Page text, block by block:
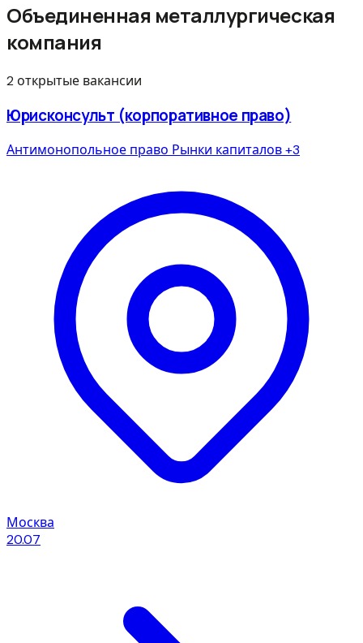
Объединенная металлургическая
компания
2 открытые вакансии
Юрисконсульт (корпоративное право)
Антимонопольное право Рынки капиталов+3
Москва
20.07